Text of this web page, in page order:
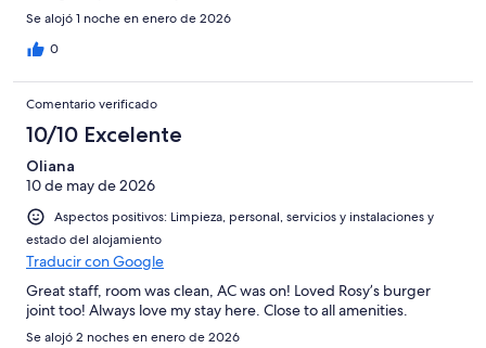
Se alojó 1 noche en enero de 2026
0
Comentario verificado
10/10 Excelente
Oliana
10 de may de 2026
Aspectos positivos: Limpieza, personal, servicios y instalaciones y
estado del alojamiento
Traducir con Google
Great staff, room was clean, AC was on! Loved Rosy’s burger
joint too! Always love my stay here. Close to all amenities.
Se alojó 2 noches en enero de 2026